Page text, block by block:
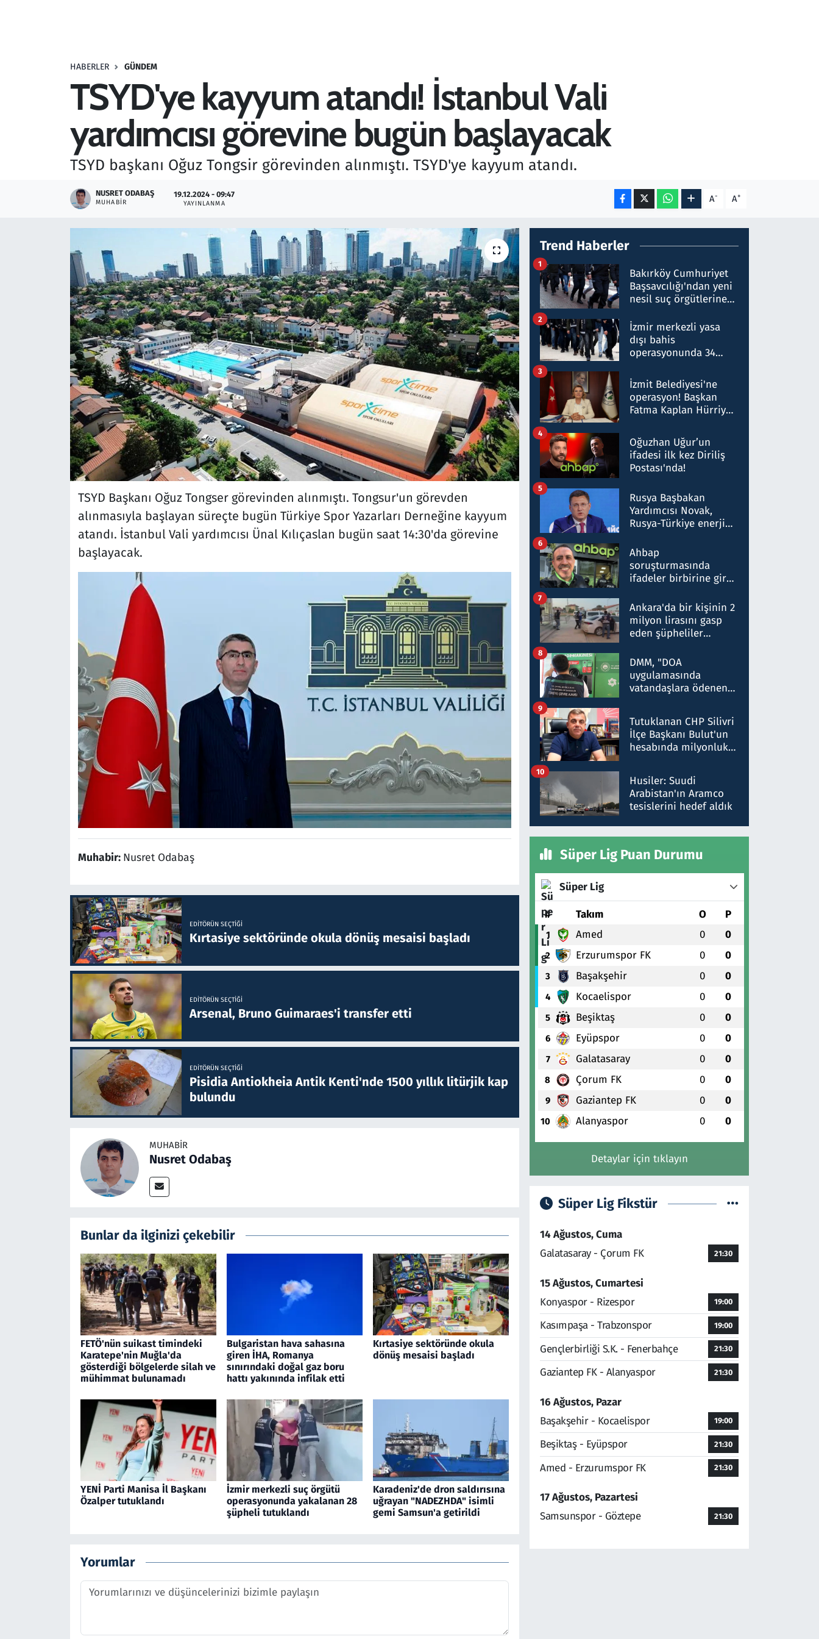
HABERLER GÜNDEM
TSYD'ye kayyum atandı! İstanbul Vali
yardımcısı görevine bugün başlayacak
TSYD başkanı Oğuz Tongsir görevinden alınmıştı. TSYD'ye kayyum atandı.
NUSRET ODABAŞ
MUHABIR
19.12.2024 - 09:47
YAYINLANMA A- A+
TSYD Başkanı Oğuz Tongser görevinden alınmıştı. Tongsur'un görevden
alınmasıyla başlayan süreçte bugün Türkiye Spor Yazarları Derneğine kayyum
atandı. İstanbul Vali yardımcısı Ünal Kılıçaslan bugün saat 14:30'da görevine
başlayacak.
Muhabir: Nusret Odabaş
EDITÖRÜN SEÇTIĞI
Kırtasiye sektöründe okula dönüş mesaisi başladı
EDITÖRÜN SEÇTIĞI
Arsenal, Bruno Guimaraes'i transfer etti
EDITÖRÜN SEÇTIĞI
Pisidia Antiokheia Antik Kenti'nde 1500 yıllık litürjik kap
bulundu
MUHABIR
Nusret Odabaş
Bunlar da ilginizi çekebilir
FETÖ'nün suikast timindeki
Karatepe'nin Muğla'da
gösterdiği bölgelerde silah ve
mühimmat bulunamadı
Bulgaristan hava sahasına
giren İHA, Romanya
sınırındaki doğal gaz boru
hattı yakınında infilak etti
Kırtasiye sektöründe okula
dönüş mesaisi başladı
YENİ Parti Manisa İl Başkanı
Özalper tutuklandı
İzmir merkezli suç örgütü
operasyonunda yakalanan 28
şüpheli tutuklandı
Karadeniz'de dron saldırısına
uğrayan "NADEZHDA" isimli
gemi Samsun'a getirildi
Yorumlar
Trend Haberler
Bakırköy Cumhuriyet
Başsavcılığı'ndan yeni
nesil suç örgütlerine
hakkında gözaltı kararı
1
İzmir merkezli yasa
dışı bahis
operasyonunda 34
Milyar liralık para
trafiği tespit edildi
2
İzmit Belediyesi'ne
operasyon! Başkan
Fatma Kaplan Hürriyet
3
Oğuzhan Uğur’un
ifadesi ilk kez Diriliş
Postası'nda!
4
Rusya Başbakan
Yardımcısı Novak,
Rusya-Türkiye enerji
nitelikte olduğunu
belirtti
5
Ahbap
soruşturmasında
ifadeler birbirine girdi:
ifadelerinden ortaya
çıkan tablo şok etti
6
Ankara'da bir kişinin 2
milyon lirasını gasp
eden şüpheliler
7
DMM, "DOA
uygulamasında
vatandaşlara ödenen
düşürüldüğü" iddiasını
yalanladı
8
Tutuklanan CHP Silivri
İlçe Başkanı Bulut'un
hesabında milyonluk
talimat verdi, ben
gönderdim
9
Husiler: Suudi
Arabistan'ın Aramco
tesislerini hedef aldık
10
Süper Lig Puan Durumu
Süper Lig
# Takım O P
1 Amed 0 0
2 Erzurumspor FK 0 0
3 Başakşehir 0 0
4 Kocaelispor 0 0
5 Beşiktaş 0 0
6 Eyüpspor 0 0
7 Galatasaray 0 0
8 Çorum FK 0 0
9 Gaziantep FK 0 0
10 Alanyaspor 0 0
Detaylar için tıklayın
Süper Lig Fikstür
14 Ağustos, Cuma
Galatasaray - Çorum FK
21:30
15 Ağustos, Cumartesi
Konyaspor - Rizespor
19:00
Kasımpaşa - Trabzonspor 19:00
Gençlerbirliği S.K. - Fenerbahçe 21:30
Gaziantep FK - Alanyaspor 21:30
16 Ağustos, Pazar
Başakşehir - Kocaelispor
19:00
Beşiktaş - Eyüpspor 21:30
Amed - Erzurumspor FK 21:30
17 Ağustos, Pazartesi
Samsunspor - Göztepe
21:30
Seçim 2023